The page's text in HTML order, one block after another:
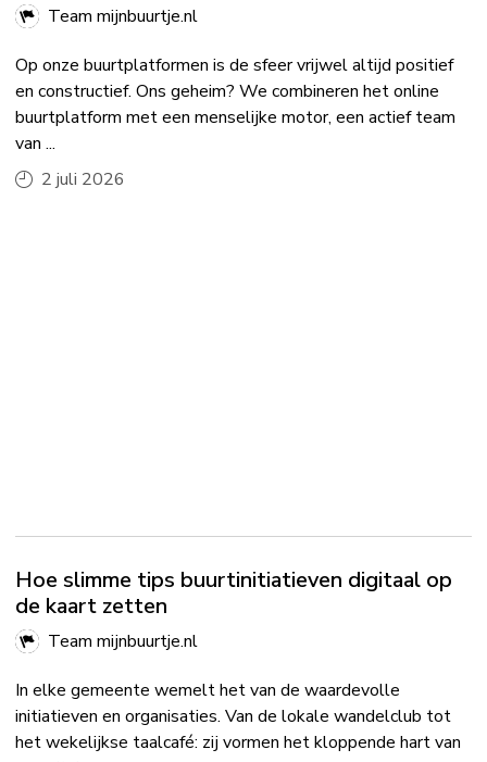
Team mijnbuurtje.nl
Op onze buurtplatformen is de sfeer vrijwel altijd positief
en constructief. Ons geheim? We combineren het online
buurtplatform met een menselijke motor, een actief team
van ...
2 juli 2026
Hoe slimme tips buurtinitiatieven digitaal op
de kaart zetten
Team mijnbuurtje.nl
In elke gemeente wemelt het van de waardevolle
initiatieven en organisaties. Van de lokale wandelclub tot
het wekelijkse taalcafé: zij vormen het kloppende hart van